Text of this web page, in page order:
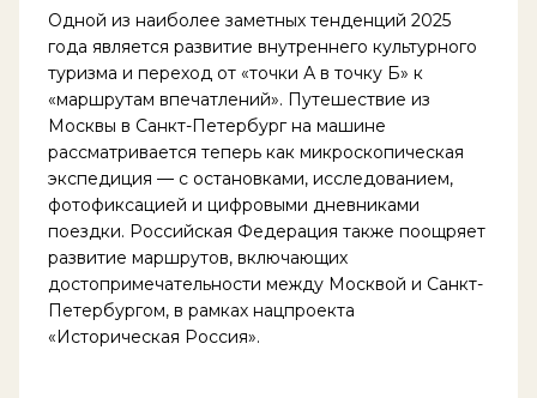
Одной из наиболее заметных тенденций 2025
года является развитие внутреннего культурного
туризма и переход от «точки А в точку Б» к
«маршрутам впечатлений». Путешествие из
Москвы в Санкт-Петербург на машине
рассматривается теперь как микроскопическая
экспедиция — с остановками, исследованием,
фотофиксацией и цифровыми дневниками
поездки. Российская Федерация также поощряет
развитие маршрутов, включающих
достопримечательности между Москвой и Санкт-
Петербургом, в рамках нацпроекта
«Историческая Россия».